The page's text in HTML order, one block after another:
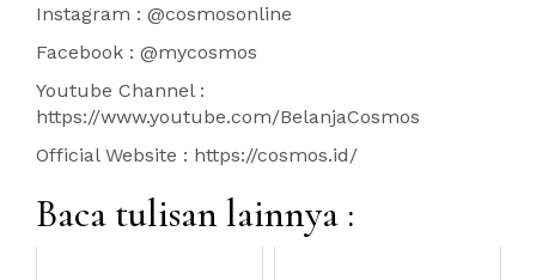
Instagram : @cosmosonline
Facebook : @mycosmos
Youtube Channel :
https://www.youtube.com/BelanjaCosmos
Official Website : https://cosmos.id/
Baca tulisan lainnya :